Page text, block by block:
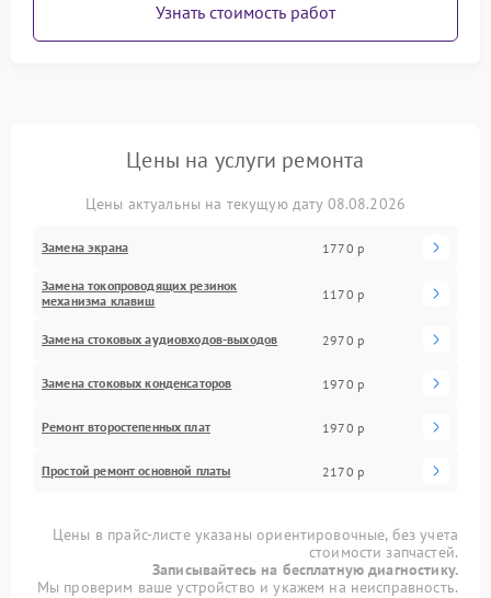
Узнать стоимость работ
Цены на услуги ремонта
Цены актуальны на текущую дату 08.08.2026
Замена экрана 1770 р
Замена токопроводящих резинок
механизма клавиш
1170 р
Замена стоковых аудиовходов-выходов 2970 р
Замена стоковых конденсаторов 1970 р
Ремонт второстепенных плат 1970 р
Простой ремонт основной платы 2170 р
Цены в прайс-листе указаны ориентировочные, без учета
стоимости запчастей.
Записывайтесь на бесплатную диагностику.
Мы проверим ваше устройство и укажем на неисправность.